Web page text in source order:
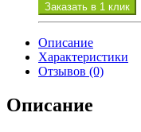
Заказать в 1 клик
Описание
Характеристики
Отзывов (0)
Описание